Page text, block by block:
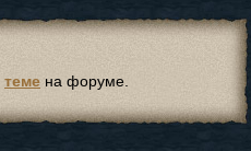
теме на форуме.